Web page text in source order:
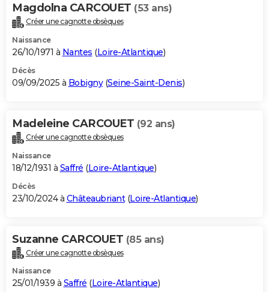
Bricolage
Lifestyle
Culture
Sport
Auto
Television
Voyage
Cinema
Magdolna CARCOUET (53 ans)
Créer une cagnotte obsèques
Naissance
26/10/1971 à Nantes (Loire-Atlantique)
Décès
09/09/2025 à Bobigny(Seine-Saint-Denis)
Madeleine CARCOUET (92 ans)
Créer une cagnotte obsèques
Naissance
18/12/1931 à Saffré (Loire-Atlantique)
Décès
23/10/2024 à Châteaubriant(Loire-Atlantique)
Suzanne CARCOUET (85 ans)
Créer une cagnotte obsèques
Naissance
25/01/1939 à Saffré (Loire-Atlantique)